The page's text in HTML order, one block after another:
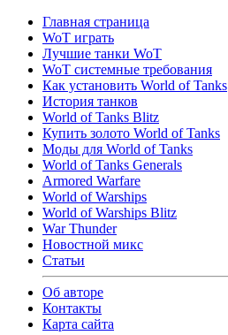
Главная страница
WoT играть
Лучшие танки WoT
WoT системные требования
Как установить World of Tanks
История танков
World of Tanks Blitz
Купить золото World of Tanks
Моды для World of Tanks
World of Tanks Generals
Armored Warfare
World of Warships
World of Warships Blitz
War Thunder
Новостной микс
Статьи
Об авторе
Контакты
Карта сайта